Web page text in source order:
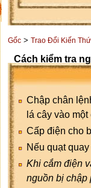
Gốc > Trao Đổi Kiến
Cách kiểm tra
Chập chân
lá cây vào
Cấp điện cho
Nếu quạt
Khi cắm điện
nguồn bị chập